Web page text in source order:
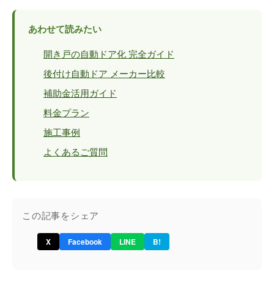
あわせて読みたい
開き戸の自動ドア化 完全ガイド
後付け自動ドア メーカー比較
補助金活用ガイド
料金プラン
施工事例
よくあるご質問
この記事をシェア
X Facebook LINE B!